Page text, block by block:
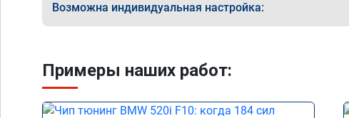
Возможна индивидуальная настройка:
Примеры наших работ: